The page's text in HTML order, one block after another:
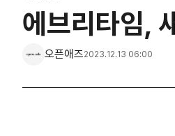
에브리타임,
오픈애즈2023.12.13 06:00